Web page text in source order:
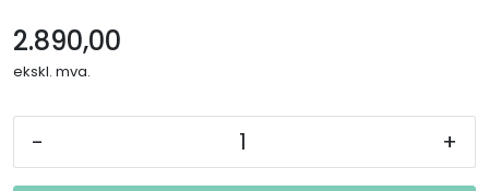
2.890,00
ekskl. mva.
- +